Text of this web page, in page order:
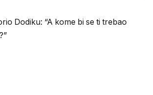
Dodiku: “A kome bi se ti trebao